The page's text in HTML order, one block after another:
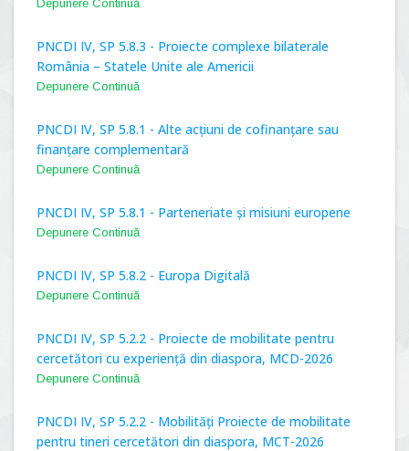
Depunere Continuă
PNCDI IV, SP 5.8.3 - Proiecte complexe bilaterale
România – Statele Unite ale Americii
Depunere Continuă
PNCDI IV, SP 5.8.1 - Alte acțiuni de cofinanțare sau
finanțare complementară
Depunere Continuă
PNCDI IV, SP 5.8.1 - Parteneriate și misiuni europene
Depunere Continuă
PNCDI IV, SP 5.8.2 - Europa Digitală
Depunere Continuă
PNCDI IV, SP 5.2.2 - Proiecte de mobilitate pentru
cercetători cu experiență din diaspora, MCD-2026
Depunere Continuă
PNCDI IV, SP 5.2.2 - Mobilități Proiecte de mobilitate
pentru tineri cercetători din diaspora, MCT-2026